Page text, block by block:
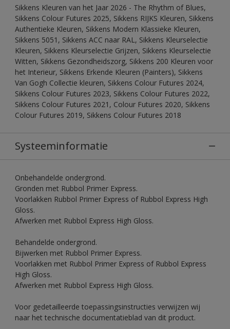
Sikkens Kleuren van het Jaar 2026 - The Rhythm of Blues,
Sikkens Colour Futures 2025, Sikkens RIJKS Kleuren, Sikkens
Authentieke Kleuren, Sikkens Modern Klassieke Kleuren,
Sikkens 5051, Sikkens ACC naar RAL, Sikkens Kleurselectie
Kleuren, Sikkens Kleurselectie Grijzen, Sikkens Kleurselectie
Witten, Sikkens Gezondheidszorg, Sikkens 200 Kleuren voor
het Interieur, Sikkens Erkende Kleuren (Painters), Sikkens
Van Gogh Collectie kleuren, Sikkens Colour Futures 2024,
Sikkens Colour Futures 2023, Sikkens Colour Futures 2022,
Sikkens Colour Futures 2021, Colour Futures 2020, Sikkens
Colour Futures 2019, Sikkens Colour Futures 2018
Systeeminformatie
Onbehandelde ondergrond.
Gronden met Rubbol Primer Express.
Voorlakken Rubbol Primer Express of Rubbol Express High
Gloss.
Afwerken met Rubbol Express High Gloss.
Behandelde ondergrond.
Bijwerken met Rubbol Primer Express.
Voorlakken met Rubbol Primer Express of Rubbol Express
High Gloss.
Afwerken met Rubbol Express High Gloss.
Voor gedetailleerde toepassingsinstructies verwijzen wij
naar het technische documentatieblad van dit product.